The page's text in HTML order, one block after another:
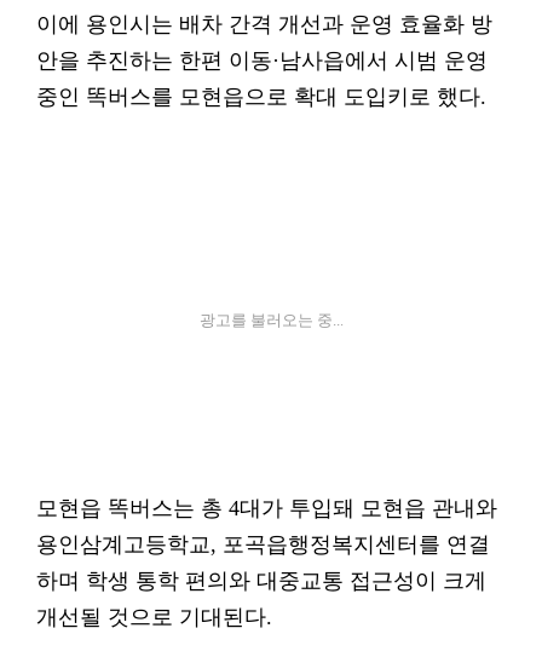
이에 용인시는 배차 간격 개선과 운영 효율화 방
안을 추진하는 한편 이동·남사읍에서 시범 운영
중인 똑버스를 모현읍으로 확대 도입키로 했다.
광고를 불러오는 중...
모현읍 똑버스는 총 4대가 투입돼 모현읍 관내와
용인삼계고등학교, 포곡읍행정복지센터를 연결
하며 학생 통학 편의와 대중교통 접근성이 크게
개선될 것으로 기대된다.